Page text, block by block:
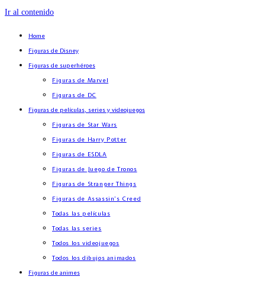
Ir al contenido
Home
Figuras de Disney
Figuras de superhéroes
Figuras de Marvel
Figuras de DC
Figuras de películas, series y videojuegos
Figuras de Star Wars
Figuras de Harry Potter
Figuras de ESDLA
Figuras de Juego de Tronos
Figuras de Stranger Things
Figuras de Assassin’s Creed
Todas las películas
Todas las series
Todos los videojuegos
Todos los dibujos animados
Figuras de animes